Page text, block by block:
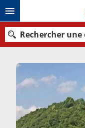
Rechercher
Nos destinations
Mois de départ